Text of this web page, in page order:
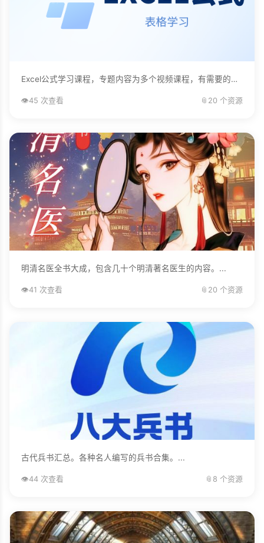
Excel公式学习课程，专题内容为多个视频课程，有需要的自己下载学习。...
👁️45 次查看 📎 20 个资源
明清名医全书大成，包含几十个明清著名医生的内容。...
👁️41 次查看 📎 20 个资源
古代兵书汇总。各种名人编写的兵书合集。...
👁️44 次查看 📎 8 个资源